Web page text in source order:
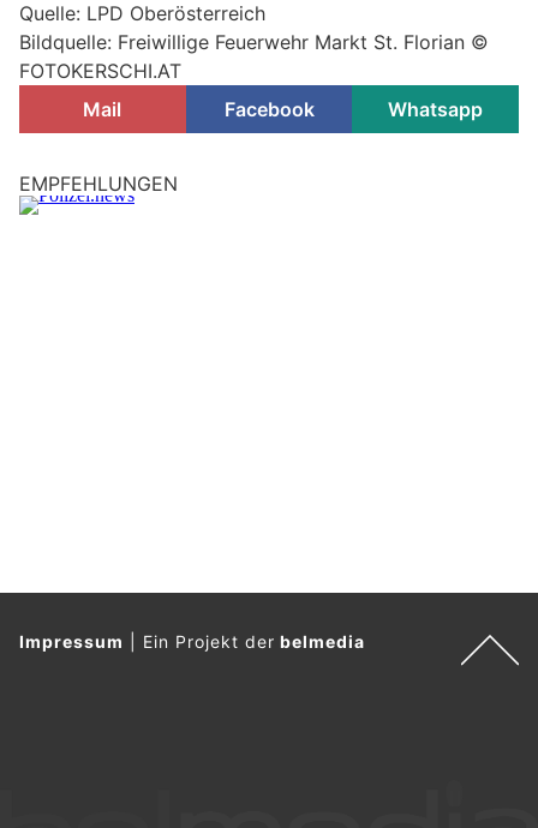
Quelle: LPD Oberösterreich
Bildquelle: Freiwillige Feuerwehr Markt St. Florian ©
FOTOKERSCHI.AT
Mail
Facebook Whatsapp
Linz, Oberösterreich: Seniorin (69) bei
Uhr in der Figulystraße unterwegs.